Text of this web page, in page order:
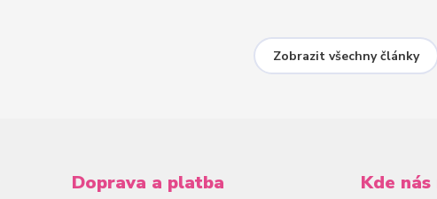
Zobrazit všechny články
Doprava a platba Kde